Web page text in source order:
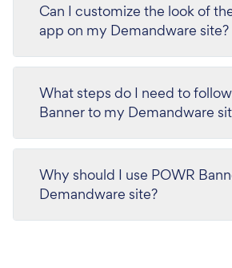
Can I customize the look of
app on my Demandware site?
What steps do I need to
Banner to my Demandware
Why should I use POWR
Demandware site?